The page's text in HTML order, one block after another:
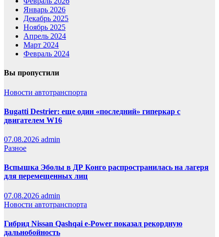
Январь 2026
Декабрь 2025
Ноябрь 2025
Апрель 2024
Март 2024
Февраль 2024
Вы пропустили
Новости автотранспорта
Bugatti Destrier: еще один «последний» гиперкар с
двигателем W16
07.08.2026 admin
Разное
Вспышка Эболы в ДР Конго распространилась на лагеря
для перемещенных лиц
07.08.2026 admin
Новости автотранспорта
Гибрид Nissan Qashqai e-Power показал рекордную
дальнобойность